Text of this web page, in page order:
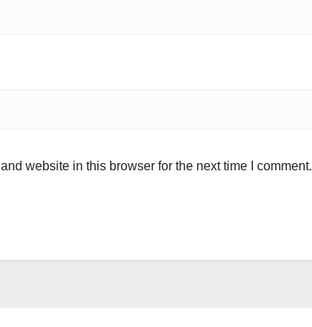
website in this browser for the next time I comment.